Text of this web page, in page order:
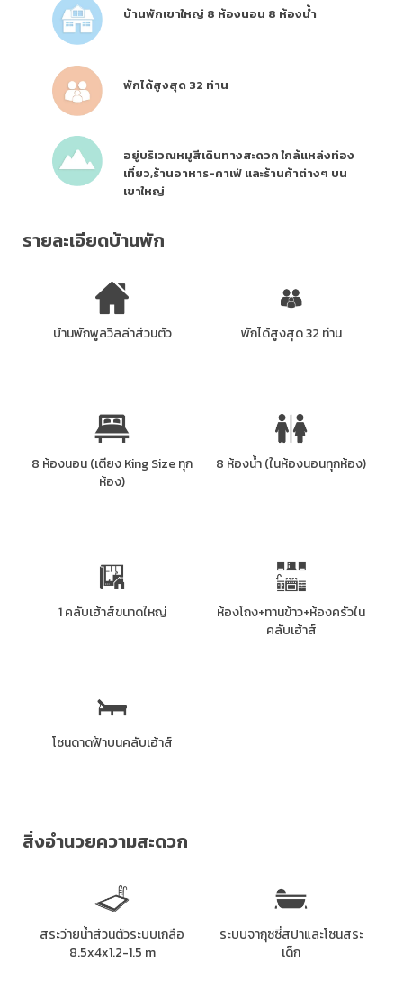
บ้านพักเขาใหญ่ 8 ห้องนอน 8 ห้องน้ำ
พักได้สูงสุด 32 ท่าน
อยู่บริเวณหมูสีเดินทางสะดวก ใกล้แหล่งท่อง
เที่ยว,ร้านอาหาร-คาเฟ่ และร้านค้าต่างๆ บน
เขาใหญ่
รายละเอียดบ้านพัก
บ้านพักพูลวิลล่าส่วนตัว พักได้สูงสุด 32 ท่าน
8 ห้องนอน (เตียง King Size ทุก
ห้อง)
8 ห้องน้ำ (ในห้องนอนทุกห้อง)
1 คลับเฮ้าส์ขนาดใหญ่
ห้องโถง+ทานข้าว+ห้องครัวใน
คลับเฮ้าส์
โซนดาดฟ้าบนคลับเฮ้าส์
สิ่งอำนวยความสะดวก
สระว่ายน้ำส่วนตัวระบบเกลือ
8.5x4x1.2-1.5 m
ระบบจากุซซี่สปาและโซนสระ
เด็ก